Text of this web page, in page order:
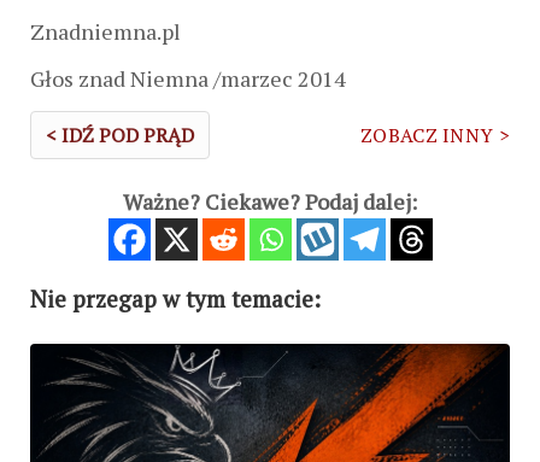
Znadniemna.pl
Głos znad Niemna /marzec 2014
< IDŹ POD PRĄD ZOBACZ INNY >
Ważne? Ciekawe? Podaj dalej:
Nie przegap w tym temacie: